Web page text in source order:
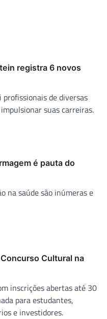
registra 6 novos
de diversas
suas carreiras.
é pauta do
na saúde são inúmeras e
Cultural na
inscrições abertas até 30
para estudantes,
e investidores.